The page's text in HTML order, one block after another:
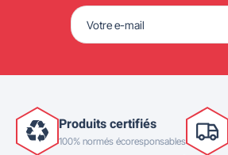
Produits certifiés
100% normés écoresponsables